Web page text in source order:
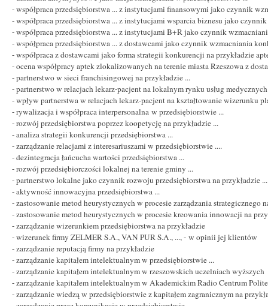
- współpraca przedsiębiorstwa ... z instytucjami finansowymi jako czynnik
- współpraca przedsiębiorstwa ... z instytucjami wsparcia biznesu jako
- współpraca przedsiębiorstwa ... z instytucjami B+R jako czynnik
- współpraca przedsiębiorstwa ... z dostawcami jako czynnik wzmacniania
- współpraca z dostawcami jako forma strategii konkurencji na przykładzie
- ocena współpracy aptek zlokalizowanych na terenie miasta Rzeszowa z
- partnerstwo w sieci franchisingowej na przykładzie ...
- partnerstwo w relacjach lekarz-pacjent na lokalnym rynku usług
- wpływ partnerstwa w relacjach lekarz-pacjent na kształtowanie wizerunku
- rywalizacja i współpraca interpersonalna w przedsiębiorstwie ...
- rozwój przedsiębiorstwa poprzez koopetycję na przykładzie ...
- analiza strategii konkurencji przedsiębiorstwa ...
- zarządzanie relacjami z interesariuszami w przedsiębiorstwie ....
- dezintegracja łańcucha wartości przedsiębiorstwa ...
- rozwój przedsiębiorczości lokalnej na terenie gminy ...
- partnerstwo lokalne jako czynnik rozwoju przedsiębiorstwa na przykładzie ...
- aktywność innowacyjna przedsiębiorstwa ...
- zastosowanie metod heurystycznych w procesie zarządzania strategicznego
- zastosowanie metod heurystycznych w procesie kreowania innowacji na
- zarządzanie wizerunkiem przedsiębiorstwa na przykładzie
- wizerunek firmy ZELMER S.A., VAN PUR S.A., ..., - w opinii jej klientów
- zarządzanie reputacją firmy na przykładzie
- zarządzanie kapitałem intelektualnym w przedsiębiorstwie ...
- zarządzanie kapitałem intelektualnym w rzeszowskich uczelniach wyższych
- zarządzanie kapitałem intelektualnym w Akademickim Radio Centrum
- zarządzanie wiedzą w przedsiębiorstwie z kapitałem zagranicznym na